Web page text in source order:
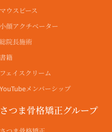
マウスピース
小顔アクチベーター
総院長施術
書籍
フェイスクリーム
YouTubeメンバーシップ
さつま骨格矯正グループ